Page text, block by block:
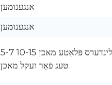
אנגענומען
אנגענומען
5-7 טעג פֿאַר צילינדערס פּלאַטע מאכן 10-15
טעג פֿאַר זעקל מאכן.